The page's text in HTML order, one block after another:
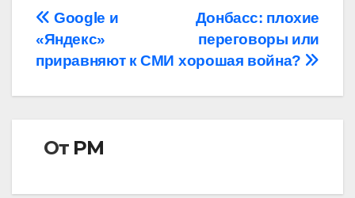
Навигация
по
записям
Донбасс: плохие
переговоры или
хорошая война?
Google и
«Яндекс»
приравняют к СМИ
От РМ